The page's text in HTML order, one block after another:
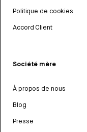
Politique de cookies
Accord Client
Société mère
À propos de nous
Blog
Presse